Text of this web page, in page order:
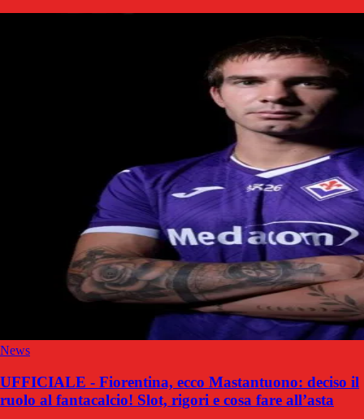
News
UFFICIALE - Fiorentina, ecco Mastantuono: deciso il
ruolo al fantacalcio! Slot, rigori e cosa fare all’asta